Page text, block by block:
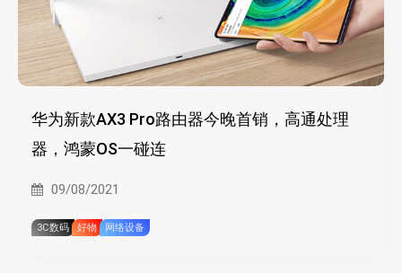
华为新款AX3 Pro路由器今晚首销，高通处理
器，鸿蒙OS一碰连
09/08/2021
3C数码 好物 网络设备